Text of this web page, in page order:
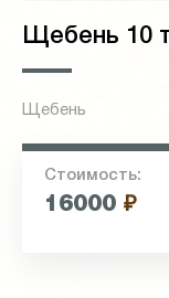
Щебень 10
Щебень
Стоимость:
16000 ₽